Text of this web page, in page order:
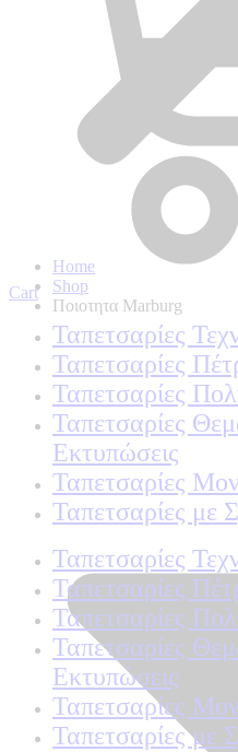
Home
Shop
Ποιοτητα Marburg
Cart
Ταπετσαρίες
Ταπετσαρίες
Ταπετσαρίες
Ταπετσαρίες
Εκτυπώσεις
Ταπετσαρίες
Ταπετσαρίες με
Ταπετσαρίες
Ταπετσαρίες
Ταπετσαρίες
Ταπετσαρίες
Εκτυπώσεις
Ταπετσαρίες
Ταπετσαρίες με